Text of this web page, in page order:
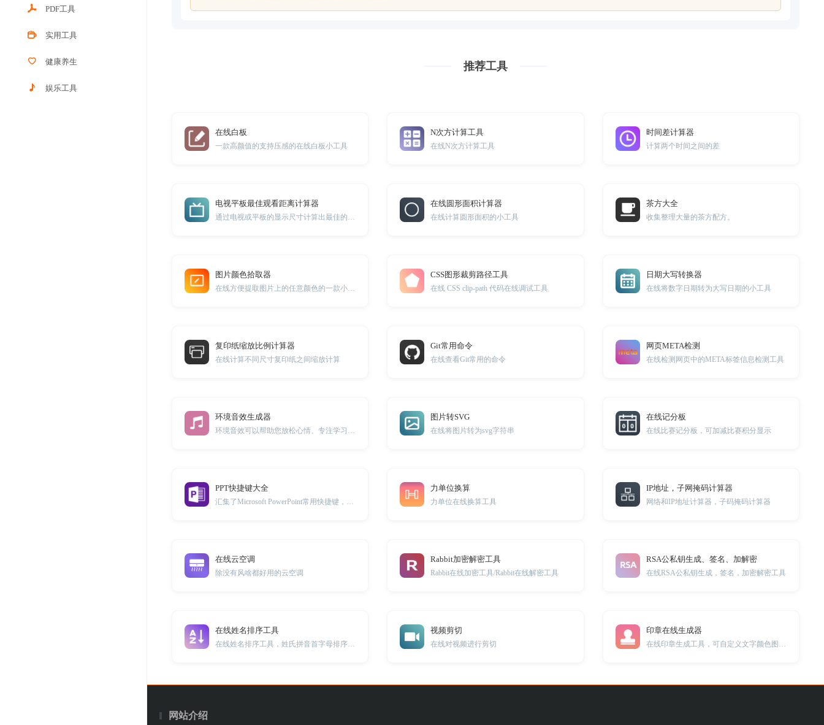
PDF工具
实用工具
健康养生
娱乐工具
推荐工具
在线白板
一款高颜值的支持压感的在线白板小工具
N次方计算工具
在线N次方计算工具
时间差计算器
计算两个时间之间的差
电视平板最佳观看距离计算器 在线圆形面积计算器
在线计算圆形面积的小工具
茶方大全
收集整理大量的茶方配方。
图片颜色拾取器 CSS图形裁剪路径工具
在线 CSS clip-path 代码在线调试工具
日期大写转换器
在线将数字日期转为大写日期的小工具
复印纸缩放比例计算器
在线计算不同尺寸复印纸之间缩放计算
Git常用命令
在线查看Git常用的命令
网页META检测
在线检测网页中的META标签信息检测工具
环境音效生成器 图片转SVG
在线将图片转为svg字符串
在线记分板
在线比赛记分板，可加减比赛积分显示
PPT快捷键大全 力单位换算
力单位在线换算工具
IP地址，子网掩码计算器
网络和IP地址计算器，子码掩码计算器
在线云空调
除没有风啥都好用的云空调
Rabbit加密解密工具
Rabbit在线加密工具/Rabbit在线解密工具
RSA公私钥生成、签名、加解密
在线RSA公私钥生成，签名，加密解密工具
在线姓名排序工具 视频剪切
在线对视频进行剪切
印章在线生成器
网站介绍